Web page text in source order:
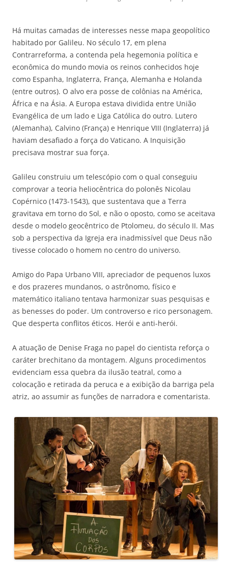
Há muitas camadas de interesses nesse mapa geopolítico
habitado por Galileu. No século 17, em plena
Contrarreforma, a contenda pela hegemonia política e
econômica do mundo movia os reinos conhecidos hoje
como Espanha, Inglaterra, França, Alemanha e Holanda
(entre outros). O alvo era posse de colônias na América,
África e na Ásia. A Europa estava dividida entre União
Evangélica de um lado e Liga Católica do outro. Lutero
(Alemanha), Calvino (França) e Henrique VIII (Inglaterra) já
haviam desafiado a força do Vaticano. A Inquisição
precisava mostrar sua força.
Galileu construiu um telescópio com o qual conseguiu
comprovar a teoria heliocêntrica do polonês Nicolau
Copérnico (1473-1543), que sustentava que a Terra
gravitava em torno do Sol, e não o oposto, como se aceitava
desde o modelo geocêntrico de Ptolomeu, do século II. Mas
sob a perspectiva da Igreja era inadmissível que Deus não
tivesse colocado o homem no centro do universo.
Amigo do Papa Urbano VIII, apreciador de pequenos luxos
e dos prazeres mundanos, o astrônomo, físico e
matemático italiano tentava harmonizar suas pesquisas e
as benesses do poder. Um controverso e rico personagem.
Que desperta conflitos éticos. Herói e anti-herói.
A atuação de Denise Fraga no papel do cientista reforça o
caráter brechitano da montagem. Alguns procedimentos
evidenciam essa quebra da ilusão teatral, como a
colocação e retirada da peruca e a exibição da barriga pela
atriz, ao assumir as funções de narradora e comentarista.